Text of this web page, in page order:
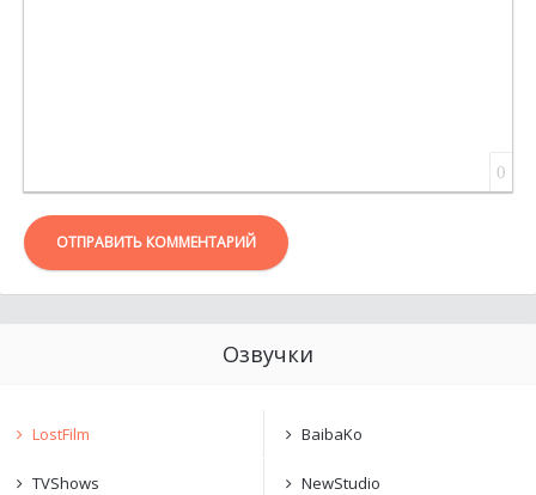
0
ОТПРАВИТЬ КОММЕНТАРИЙ
Озвучки
LostFilm BaibaKo
TVShows NewStudio